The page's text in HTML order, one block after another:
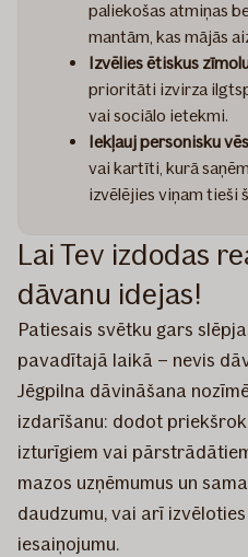
paliekošas atmiņas
mantām, kas mājās
Izvēliesētiskus
prioritāti izvirza
vai sociālo ietekmi.
Iekļaujpersonisku
vai kartīti, kurā
izvēlējies viņam tieši
Lai Tev izdodas
dāvanu idejas!
Patiesais svētku gars
pavadītajā laikā – nevis
Jēgpilna dāvināšana
izdarīšanu: dodot
izturīgiem vai
mazos uzņēmumus un
daudzumu, vai arī
iesaiņojumu.